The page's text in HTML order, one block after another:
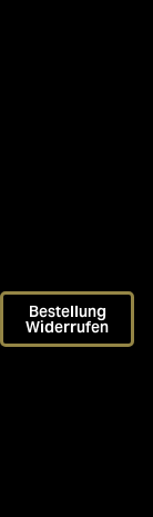
Bestellung
Widerrufen